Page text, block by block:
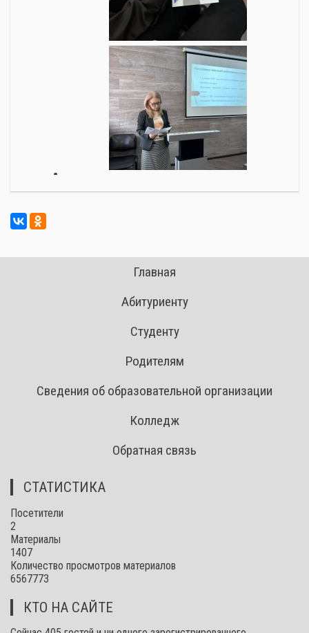
Главная
Абитуриенту
Студенту
Родителям
Сведения об образовательной организации
Колледж
Обратная связь
СТАТИСТИКА
Посетители
2
Материалы
1407
Количество просмотров материалов
6567773
КТО НА САЙТЕ